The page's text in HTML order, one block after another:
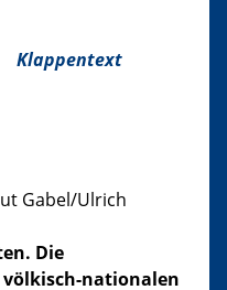
Klappentext
Gabel/Ulrich
Die
völkisch-nationalen